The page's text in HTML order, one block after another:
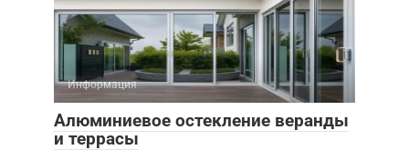
Информация
Алюминиевое остекление веранды
и террасы